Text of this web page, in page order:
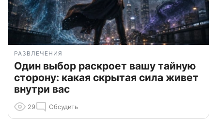
РАЗВЛЕЧЕНИЯ
Один выбор раскроет вашу тайную
сторону: какая скрытая сила живет
внутри вас
29 Обсудить